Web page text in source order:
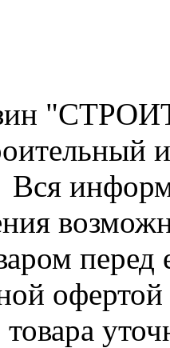
Вся
перед